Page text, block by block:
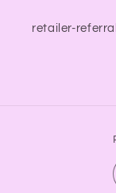
retailer-referral